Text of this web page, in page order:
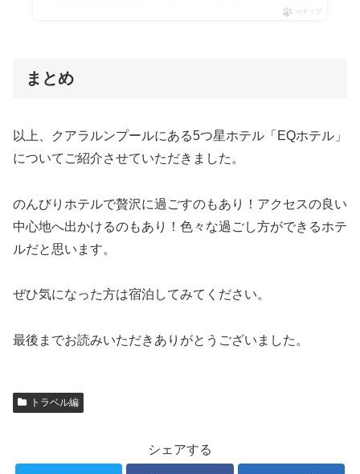
ポチップ
まとめ
以上、クアラルンプールにある5つ星ホテル「EQホテル」
についてご紹介させていただきました。
のんびりホテルで贅沢に過ごすのもあり！アクセスの良い
中心地へ出かけるのもあり！色々な過ごし方ができるホテ
ルだと思います。
ぜひ気になった方は宿泊してみてください。
最後までお読みいただきありがとうございました。
トラベル編
シェアする